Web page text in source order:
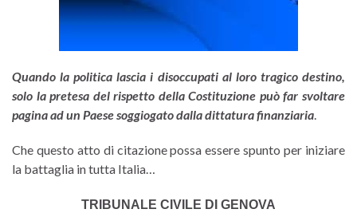
Quando la politica lascia i disoccupati al loro tragico destino,
solo la pretesa del rispetto della Costituzione può far svoltare
pagina ad un Paese soggiogato dalla dittatura finanziaria.
Che questo atto di citazione possa essere spunto per iniziare
la battaglia in tutta Italia…
TRIBUNALE CIVILE DI GENOVA